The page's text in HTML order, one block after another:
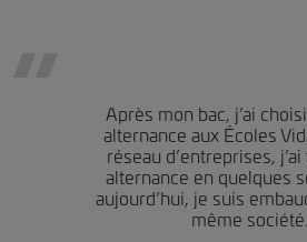
Après mon bac, j’ai
alternance aux Écoles
réseau d’entreprises,
alternance en quelques
aujourd’hui, je suis
même société.